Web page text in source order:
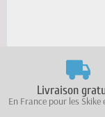
Livraison
En France pour les Skike